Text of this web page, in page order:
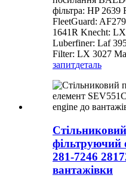
фільтра: HP 2639
FleetGuard:
1641R Knecht:
Luberfiner: Laf
Filter: LX 3027
запитдеталь
фільтруючий
281-7246
вантажівки